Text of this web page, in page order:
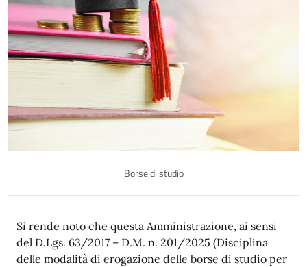
Borse di studio
Descrizione
Si rende noto che questa Amministrazione, ai sensi
del D.Lgs. 63/2017 – D.M. n. 201/2025 (Disciplina
delle modalità di erogazione delle borse di studio per